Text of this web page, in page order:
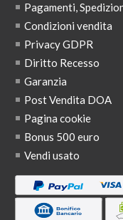
Pagamenti,
Condizioni vendita
Privacy GDPR
Diritto Recesso
Garanzia
Post Vendita DOA
Pagina cookie
Bonus 500 euro
Vendi usato